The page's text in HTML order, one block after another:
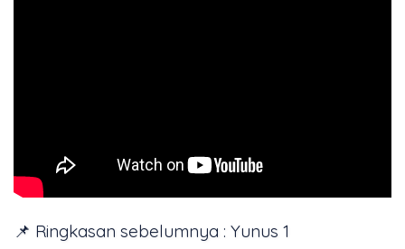
📌 Ringkasan sebelumnya : Yunus 1